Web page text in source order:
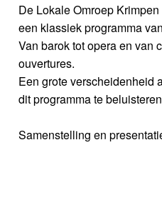
De Lokale Omroep
een klassiek programma
Van barok tot opera en van
ouvertures.
Een grote verscheidenheid
dit programma te
Samenstelling en